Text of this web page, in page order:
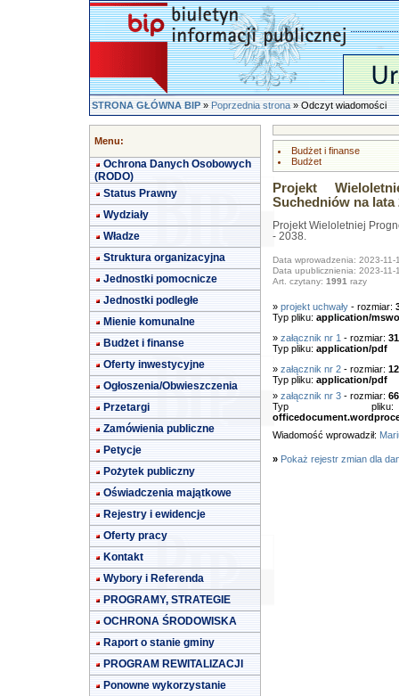
STRONA GŁÓWNA BIP»Poprzednia strona» Odczyt wiadomości
Menu:
Ochrona Danych Osobowych
(RODO)
Status Prawny
Wydziały
Władze
Struktura organizacyjna
Jednostki pomocnicze
Jednostki podległe
Mienie komunalne
Budżet i finanse
Oferty inwestycyjne
Ogłoszenia/Obwieszczenia
Przetargi
Zamówienia publiczne
Petycje
Pożytek publiczny
Oświadczenia majątkowe
Rejestry i ewidencje
Oferty pracy
Kontakt
Wybory i Referenda
PROGRAMY, STRATEGIE
OCHRONA ŚRODOWISKA
Raport o stanie gminy
PROGRAM REWITALIZACJI
Ponowne wykorzystanie
Budżet i finanse
Budżet
Projekt
Suchedniów na lata
Projekt Wieloletniej
- 2038.
Data wprowadzenia: 2023-11-
Data upublicznienia: 2023-11-
Art. czytany: 1991razy
» projekt uchwały - rozmiar:
Typ pliku: application/
» załącznik nr 1 - rozmiar:
Typ pliku: application/pdf
» załącznik nr 2- rozmiar:
Typ pliku: application/pdf
» załącznik nr 3 - rozmiar:
Typ
Wiadomość wprowadził:
» Pokaż rejestr zmian dla